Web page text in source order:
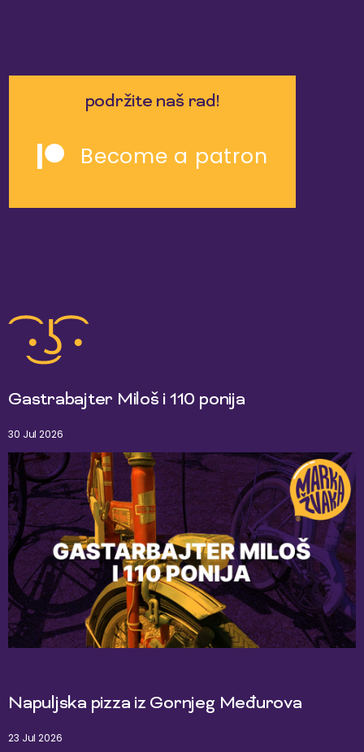
podržite naš rad!
Become a patron
Gastrabajter Miloš i 110 ponija
30 Jul 2026
Napuljska pizza iz Gornjeg Međurova
23 Jul 2026